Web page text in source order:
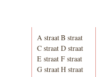
A straatB straat
C straat D straat
E straat F straat
G straatH straat